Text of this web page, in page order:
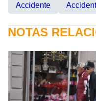
Accidente
NOTAS